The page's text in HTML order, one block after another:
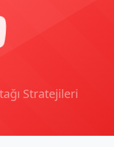
Stratejileri